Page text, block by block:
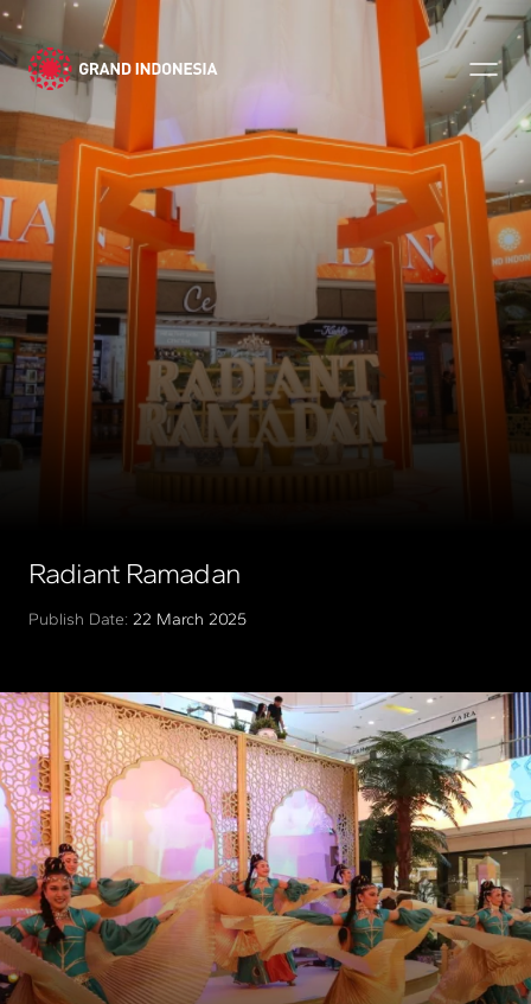
Radiant Ramadan
Publish Date: 22 March 2025